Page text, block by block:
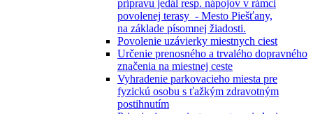
prípravu jedál resp. nápojov v rámci
povolenej terasy - Mesto Piešťany,
na základe písomnej žiadosti.
Povolenie uzávierky miestnych ciest
Určenie prenosného a trvalého dopravného
značenia na miestnej ceste
Vyhradenie parkovacieho miesta pre
fyzickú osobu s ťažkým zdravotným
postihnutím